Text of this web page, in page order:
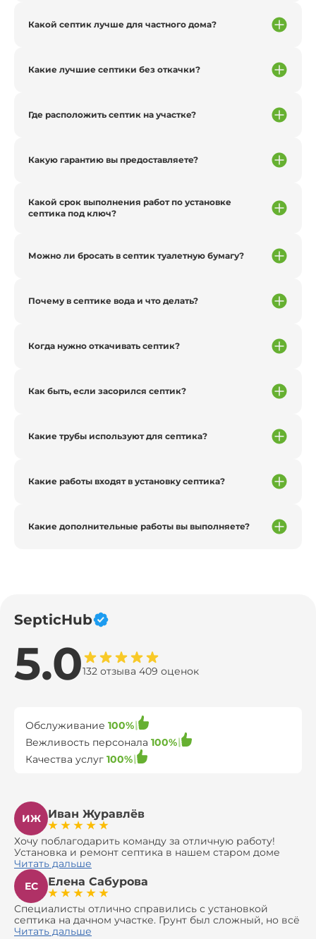
Какой септик лучше для частного дома?
Какие лучшие септики без откачки?
Где расположить септик на участке?
Какую гарантию вы предоставляете?
Какой срок выполнения работ по установке
септика под ключ?
Можно ли бросать в септик туалетную бумагу?
Почему в септике вода и что делать?
Когда нужно откачивать септик?
Как быть, если засорился септик?
Какие трубы используют для септика?
Какие работы входят в установку септика?
Какие дополнительные работы вы выполняете?
SepticHub
5.0132 отзыва 409 оценок
Обслуживание 100%
Вежливость персонала 100%
Качества услуг 100%
ИЖ Иван Журавлёв
Хочу поблагодарить команду за отличную работу!
Установка и ремонт септика в нашем старом доме
оказались сложной задачей, но ребята справились на
все 100%. Всё сделали аккуратно и профессионально.
Давали полезные рекомендации, не пытались
навязать ничего лишнего, помогли с выбором и
доставкой материалов, что позволило нам
сэкономить. Выполнили монтаж и демонтаж
оборудования, заменили трубы, обновили
Читать дальше
ЕС
Елена Сабурова
Специалисты отлично справились с установкой
септика на дачном участке. Грунт был сложный, но всё
сделали быстро и аккуратно. Помогли выбрать
Читать дальше